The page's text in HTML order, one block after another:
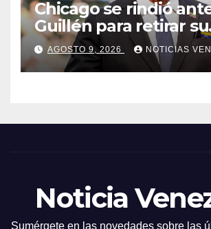
Chicago se rindió ante
Guillén para retirar su
número
AGOSTO 9, 2026 NOTICIAS
Noticia
Sumérgete en las novedades sobre las